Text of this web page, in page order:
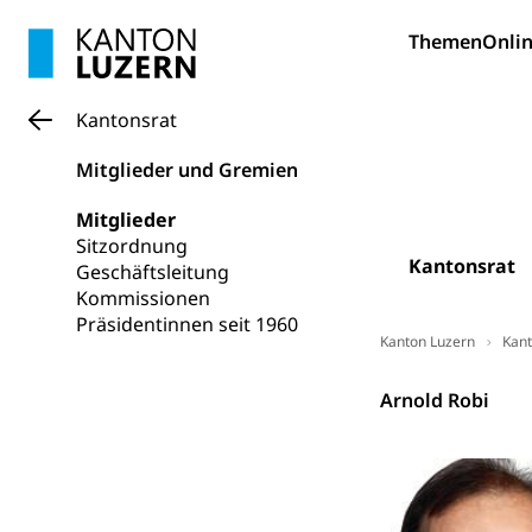
Themen
Kantonsrat
Kantonsrat
Mitglieder und Gremien
Mitglieder
Sitzordnung
Geschäftsleitung
Kommissionen
Präsidentinnen seit 1960
Kanton Luzern
Kantonsrat
Arnold Robi
Mobilität
Schifffahrt
Strasse
Individualverkehr
Zivilstand